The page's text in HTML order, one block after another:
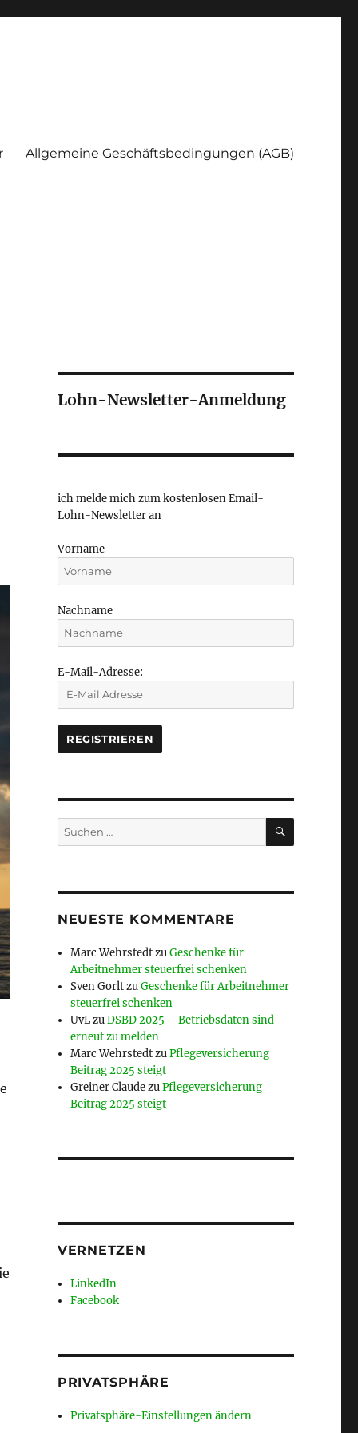
Allgemeine Geschäftsbedingungen (AGB)
Lohn-Newsletter-Anmeldung
ich melde mich zum kostenlosen Email-
Lohn-Newsletter an
Vorname
Nachname
E-Mail-Adresse:
Suche
nach:
SUCHEN
NEUESTE KOMMENTARE
Marc WehrstedtzuGeschenke für
Arbeitnehmer steuerfrei schenken
Sven GorltzuGeschenke für Arbeitnehmer
steuerfrei schenken
UvLzuDSBD 2025 – Betriebsdaten sind
erneut zu melden
Marc WehrstedtzuPflegeversicherung
Beitrag 2025 steigt
Greiner ClaudezuPflegeversicherung
Beitrag 2025 steigt
VERNETZEN
LinkedIn
Facebook
PRIVATSPHÄRE
Privatsphäre-Einstellungen ändern